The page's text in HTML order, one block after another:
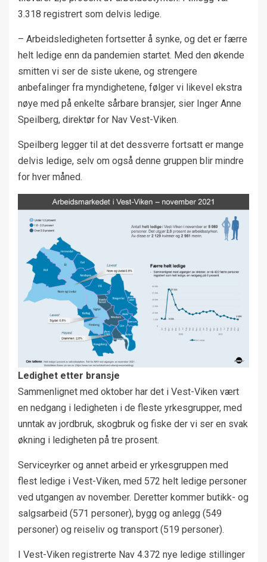
3.318 registrert som delvis ledige.
– Arbeidsledigheten fortsetter å synke, og det er færre
helt ledige enn da pandemien startet. Med den økende
smitten vi ser de siste ukene, og strengere
anbefalinger fra myndighetene, følger vi likevel ekstra
nøye med på enkelte sårbare bransjer, sier Inger Anne
Speilberg, direktør for Nav Vest-Viken.
Speilberg legger til at det dessverre fortsatt er mange
delvis ledige, selv om også denne gruppen blir mindre
for hver måned.
Ledighet etter bransje
Sammenlignet med oktober har det i Vest-Viken vært
en nedgang i ledigheten i de fleste yrkesgrupper, med
unntak av jordbruk, skogbruk og fiske der vi ser en svak
økning i ledigheten på tre prosent.
Serviceyrker og annet arbeid er yrkesgruppen med
flest ledige i Vest-Viken, med 572 helt ledige personer
ved utgangen av november. Deretter kommer butikk- og
salgsarbeid (571 personer), bygg og anlegg (549
personer) og reiseliv og transport (519 personer).
I Vest-Viken registrerte Nav 4.372 nye ledige stillinger